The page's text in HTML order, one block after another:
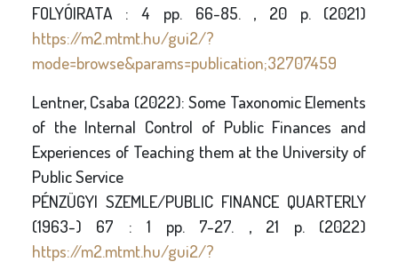
FOLYÓIRATA : 4 pp. 66-85. , 20 p. (2021)
https://m2.mtmt.hu/gui2/?
mode=browse&params=publication;32707459
Lentner, Csaba (2022): Some Taxonomic Elements
of the Internal Control of Public Finances and
Experiences of Teaching them at the University of
Public Service
PÉNZÜGYI SZEMLE/PUBLIC FINANCE QUARTERLY
(1963-) 67 : 1 pp. 7-27. , 21 p. (2022)
https://m2.mtmt.hu/gui2/?